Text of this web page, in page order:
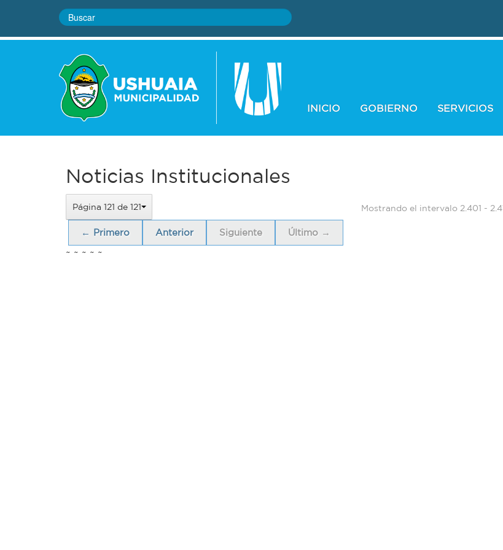
INICIO GOBIERNO SERVICIOS
Noticias Institucionales
Página 121 de 121 Mostrando el intervalo 2.401 -
← Primero Anterior Siguiente Último →
~ ~ ~ ~ ~